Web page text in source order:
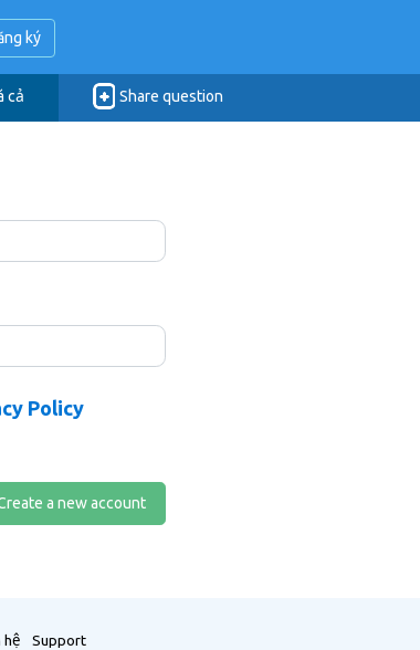
ký
cả Share question
Policy
a new account
hệ Support